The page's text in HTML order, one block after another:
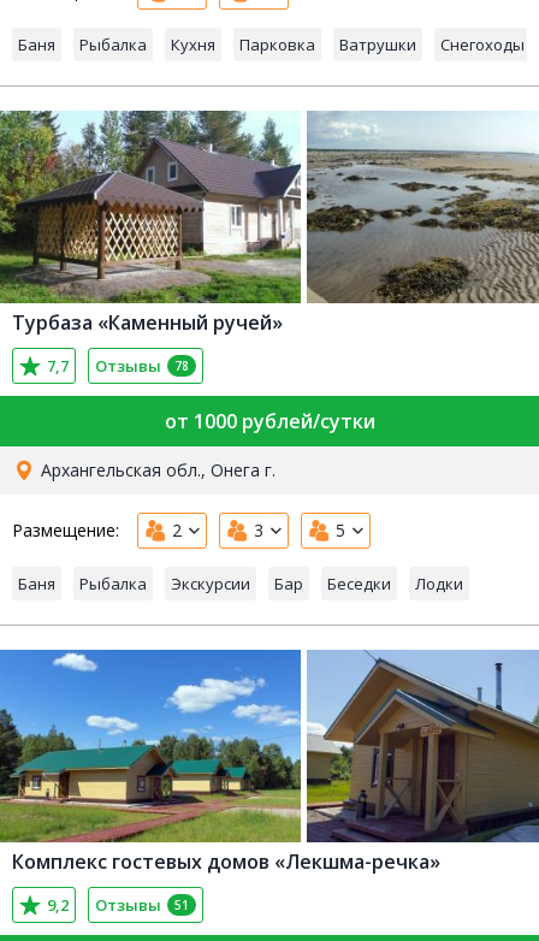
Баня Рыбалка Кухня Парковка Ватрушки Снегоходы
Турбаза «Каменный ручей»
7,7 Отзывы 78
от 1000 рублей/сутки
Архангельская обл., Онега г.
Размещение: 2 3 5
Баня Рыбалка Экскурсии Бар Беседки Лодки
Комплекс гостевых домов «Лекшма-речка»
9,2 Отзывы 51